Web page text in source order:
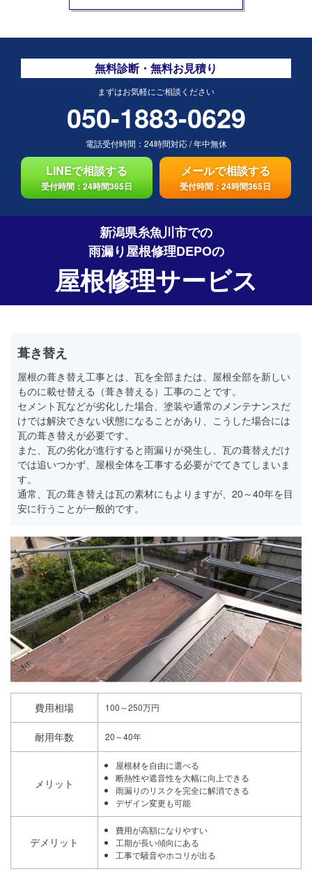
無料診断・無料お見積り
まずはお気軽にご相談ください
050-1883-0629
電話受付時間： 24時間対応/年中無休
LINEで相談する
受付時間：24時間365日
メールで相談する
受付時間：24時間365日
新潟県糸魚川市での
雨漏り屋根修理DEPOの
屋根修理サービス
葺き替え
屋根の葺き替え工事とは、瓦を全部または、屋根全部を新しい
ものに載せ替える（葺き替える）工事のことです。
セメント瓦などが劣化した場合、塗装や通常のメンテナンスだ
けでは解決できない状態になることがあり、こうした場合には
瓦の葺き替えが必要です。
また、瓦の劣化が進行すると雨漏りが発生し、瓦の葺替えだけ
では追いつかず、屋根全体を工事する必要がでてきてしまいま
す。
通常、瓦の葺き替えは瓦の素材にもよりますが、20～40年を目
安に行うことが一般的です。
費用相場 100～250万円
耐用年数 20～40年
メリット
屋根材を自由に選べる
断熱性や遮音性を大幅に向上できる
雨漏りのリスクを完全に解消できる
デザイン変更も可能
デメリット
費用が高額になりやすい
工期が長い傾向にある
工事で騒音やホコリが出る